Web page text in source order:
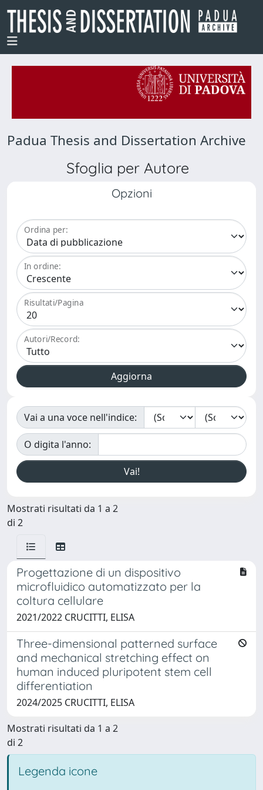
Padua Thesis and Dissertation Archive
Sfoglia per Autore
Opzioni
Ordina per:
In ordine:
Risultati/Pagina
Autori/Record:
Vai a una voce nell'indice:
O digita l'anno:
Mostrati risultati da 1 a 2
di 2
Progettazione di un dispositivo
microfluidico automatizzato per la
coltura cellulare
2021/2022 CRUCITTI, ELISA
Three-dimensional patterned surface
and mechanical stretching effect on
human induced pluripotent stem cell
differentiation
2024/2025 CRUCITTI, ELISA
Mostrati risultati da 1 a 2
di 2
Legenda icone